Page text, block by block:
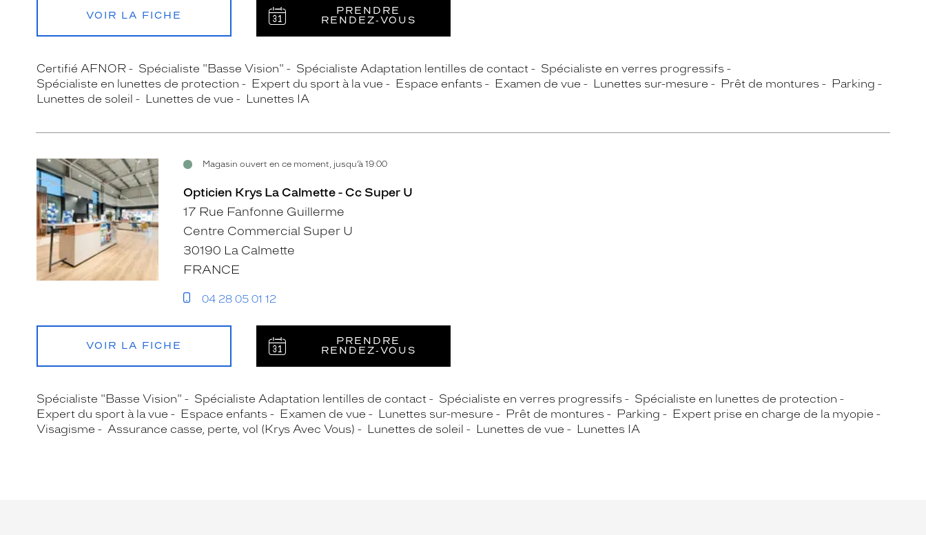
VOIR LA FICHE
PRENDRE
RENDEZ‑VOUS
Certifié AFNOR Spécialiste "Basse Vision" Spécialiste Adaptation lentilles de contact
Spécialiste en verres progressifs
Spécialiste en lunettes de protection
Expert du sport à la vue Espace enfants Examen de vue Lunettes sur-mesure Prêt de montures
Parking
Lunettes de soleil
Lunettes de vue Lunettes IA
Magasin ouvert en ce moment, jusqu’à 19:00
Opticien Krys La Calmette - Cc Super U
17 Rue Fanfonne Guillerme
Centre Commercial Super U
30190 La Calmette
FRANCE
04 28 05 01 12
VOIR LA FICHE
PRENDRE
RENDEZ‑VOUS
Spécialiste "Basse Vision" Spécialiste Adaptation lentilles de contact Spécialiste en verres progressifs
Spécialiste en lunettes de protection
Expert du sport à la vue
Espace enfants Examen de vue Lunettes sur-mesure Prêt de montures Parking
Expert prise en charge de la myopie
Visagisme
Assurance casse, perte, vol (Krys Avec Vous) Lunettes de soleil Lunettes de vue Lunettes IA